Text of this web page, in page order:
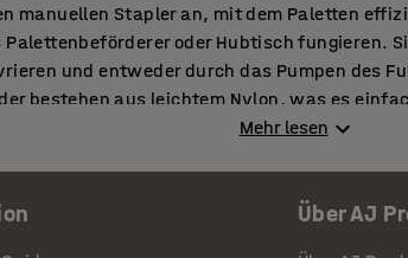
manuellen Stapler an, mit dem Paletten
oder Hubtisch fungieren.
und entweder durch das Pumpen des
bestehen aus leichtem Nylon, was es
zu bedienen. Unsere Stapler sind
akkubetriebenen Stapler an, mit denen
Mehr lesen
Über AJ